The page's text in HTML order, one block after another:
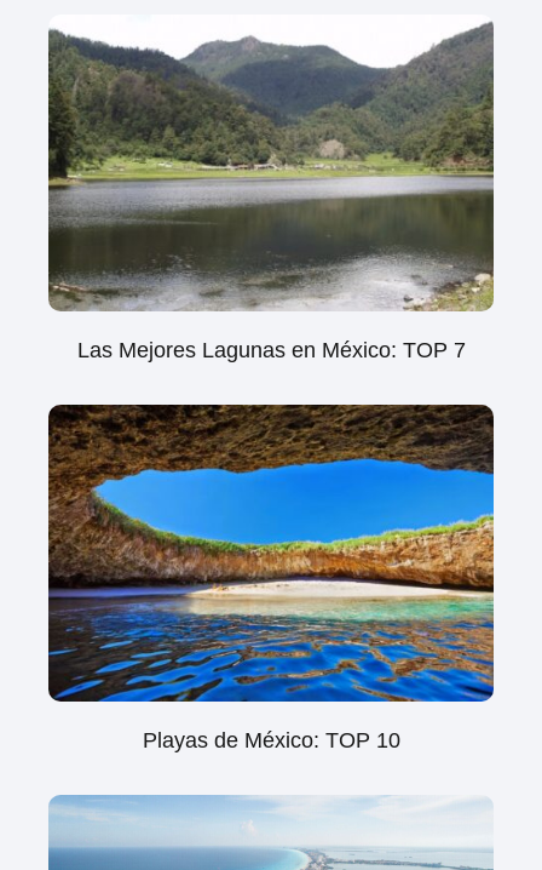
Las Mejores Lagunas en México: TOP 7
Playas de México: TOP 10